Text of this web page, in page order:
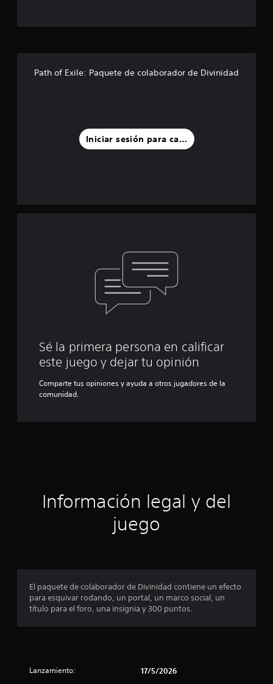
Path of Exile: Paquete de colaborador de Divinidad
Iniciar sesión para calificar
Sé la primera persona en calificar
este juego y dejar tu opinión
Comparte tus opiniones y ayuda a otros jugadores de la
comunidad.
Información legal y del
juego
El paquete de colaborador de Divinidad contiene un efecto
para esquivar rodando, un portal, un marco social, un
título para el foro, una insignia y 300 puntos.
Lanzamiento: 17/5/2026